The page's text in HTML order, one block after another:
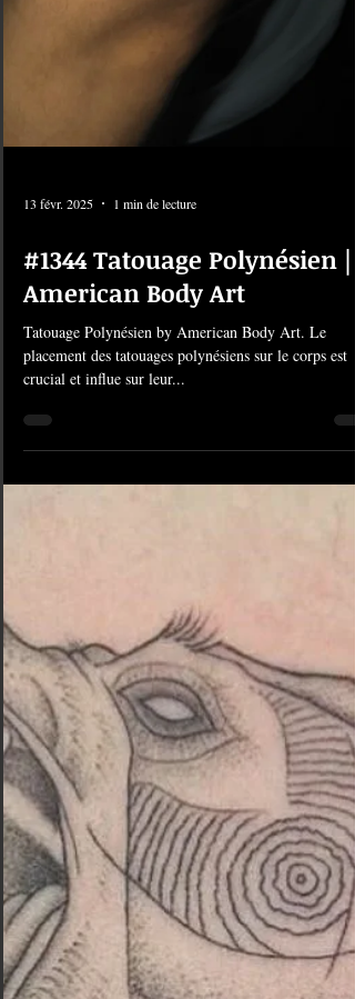
#1344 Tatouage Polynésien |
American Body Art
Tatouage Polynésien by American Body Art. Le
crucial et influe sur leur...